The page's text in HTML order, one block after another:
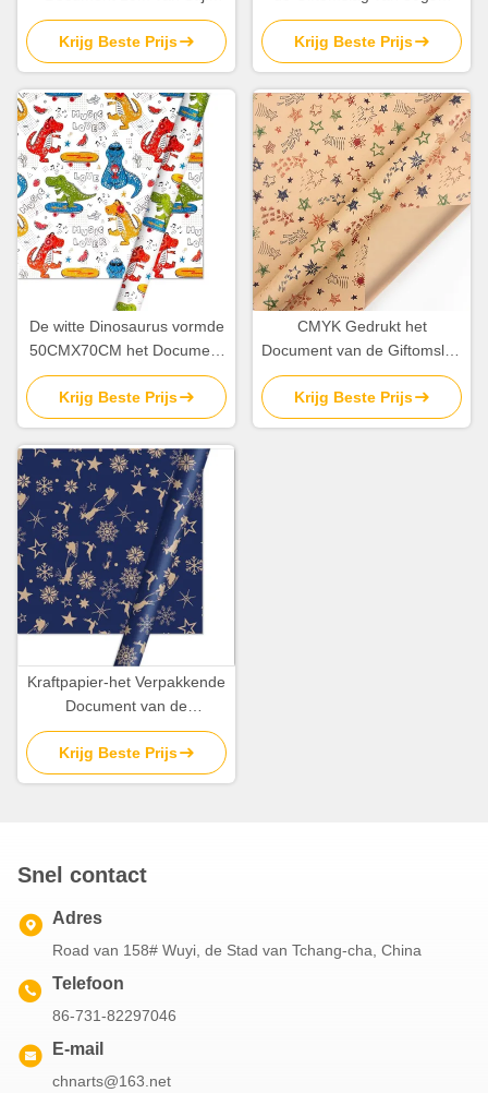
Gestreepte Kraftpapier
Verpakkende Document
OEM van Broodjeskerstmis
Krijg Beste Prijs
Kraftpapier Broodjesbladen
50X70cm Gelukkig
Verjaardagspatroon
Krijg Beste Prijs
De witte Dinosaurus vormde
50CMX70CM het Document
van de Giftomslag Broodje
voor Speelgoedpakket
Krijg Beste Prijs
CMYK Gedrukt het
Document van de Giftomslag
de Gift Verpakkend
Document van de
Broodjes60gsm Gelukkig
Krijg Beste Prijs
Kraftpapier-het Verpakkende
Document van de
Beeldverhaalverjaardag het
Verpakkende Document van
Bladenkerstmis 8gsm
Krijg Beste Prijs
Snel contact
Adres
Road van 158# Wuyi, de Stad van Tchang-cha, China
Telefoon
86-731-82297046
E-mail
chnarts@163.net